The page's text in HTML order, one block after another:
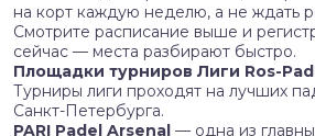
на корт каждую неделю, а не ждать
Смотрите расписание выше и
сейчас — места разбирают быстро.
Площадки турниров Лиги Ros-
Турниры лиги проходят на лучших
Санкт-Петербурга.
PARI Padel Arsenal — одна из